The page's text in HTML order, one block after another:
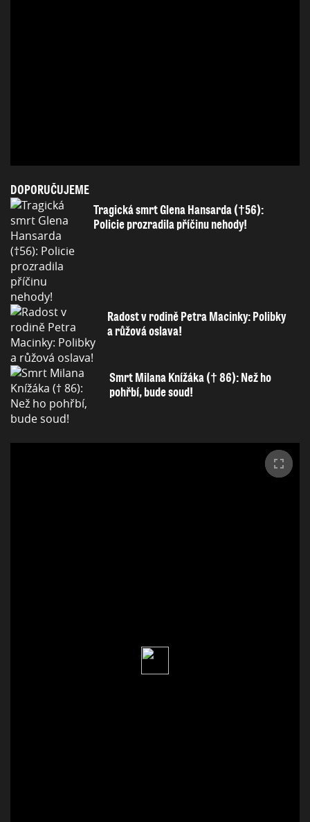
DOPORUČUJEME
Tragická smrt Glena Hansarda (†56):
Policie prozradila příčinu nehody!
Radost v rodině Petra Macinky: Polibky
a růžová oslava!
Smrt Milana Knížáka († 86): Než ho
pohřbí, bude soud!